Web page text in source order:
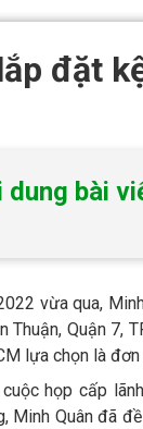
đặt
dung bài
vừa qua,
Thuận, Quận 7,
lựa chọn là
họp cấp
Minh Quân đã